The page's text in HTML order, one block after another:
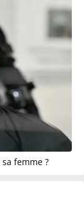
femme ?